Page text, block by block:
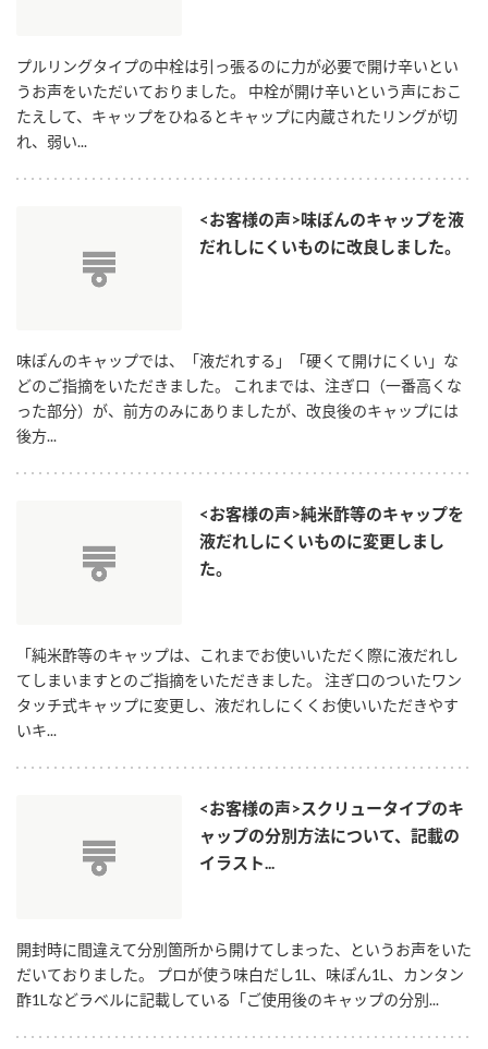
つゆ たれ
スープ 中華
おすしの素
炊き込みご飯の素
ブランド・スペシャルサイト トップ
商品ブランドサイト
Fibee（ファイビー）
味ぽん
かおりの蔵
つゆ
鍋なび
納豆のサイト
三ツ判山吹
スペシャルサイト
お酢を知ろう！
すしラボ
ミツカンのCM
人気商品 ＋ おすすめレシピ
企業情報
ミツカングループについて
ミツカンの歴史
ミツカンを知る
ZENB initiative
MIM（ミツカンミュージアム）
おいしさと健康への取り組み
ニュースリリース
お客様相談センター
お客様の声をいかしました
販売終了製品のご案内
お問い合わせ
ミツカン公式通販
検索
業務用サイト ミツカングループについて 製造所固有記号一覧
プルリングタイプの中栓は引っ張るのに力が必要で開け辛いとい
うお声をいただいておりました。 中栓が開け辛いという声におこ
たえして、キャップをひねるとキャップに内蔵されたリングが切
れ、弱い...
<お客様の声>味ぽんのキャップを液
だれしにくいものに改良しました。
味ぽんのキャップでは、「液だれする」「硬くて開けにくい」な
どのご指摘をいただきました。 これまでは、注ぎ口（一番高くな
った部分）が、前方のみにありましたが、改良後のキャップには
後方...
<お客様の声>純米酢等のキャップを
液だれしにくいものに変更しまし
た。
「純米酢等のキャップは、これまでお使いいただく際に液だれし
てしまいますとのご指摘をいただきました。 注ぎ口のついたワン
タッチ式キャップに変更し、液だれしにくくお使いいただきやす
いキ...
<お客様の声>スクリュータイプのキ
ャップの分別方法について、記載の
イラスト...
開封時に間違えて分別箇所から開けてしまった、というお声をいた
だいておりました。 プロが使う味白だし1L、味ぽん1L、カンタン
酢1Lなどラベルに記載している「ご使用後のキャップの分別...